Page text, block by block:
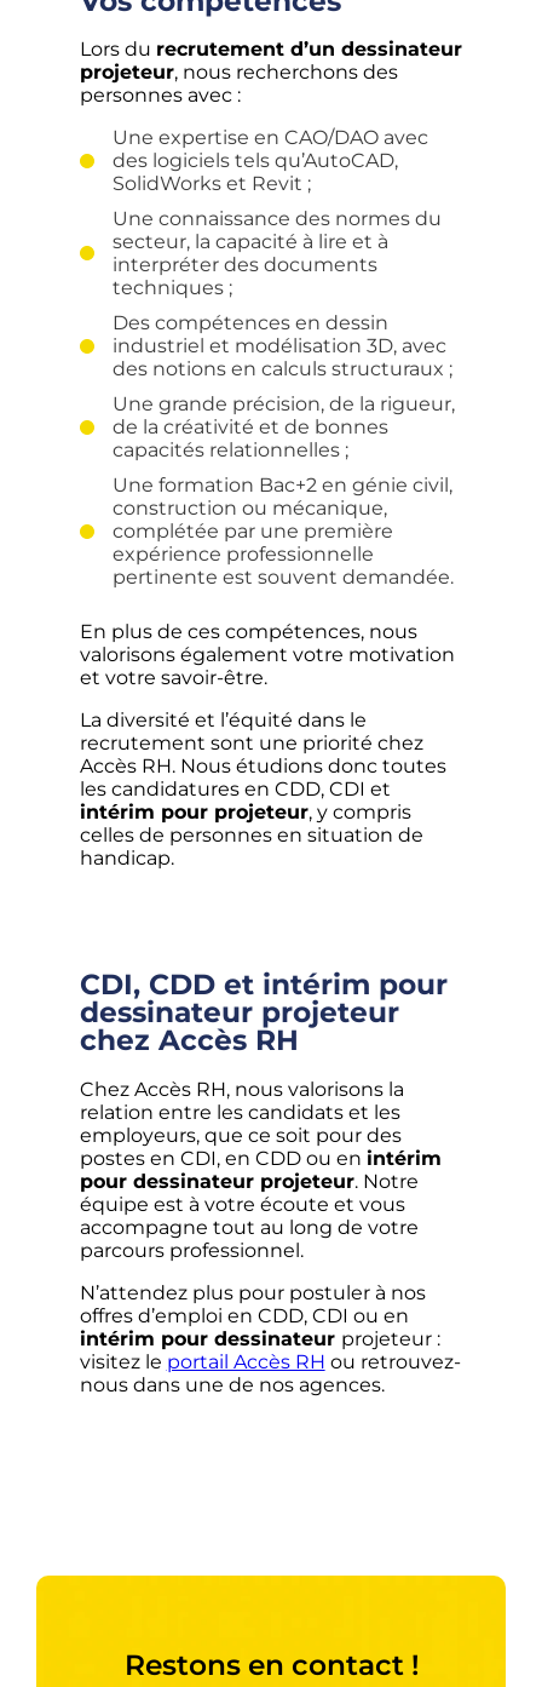
Lors du recrutement d’un dessinateur
projeteur, nous recherchons des
personnes avec :
Une expertise en CAO/DAO avec
des logiciels tels qu’AutoCAD,
SolidWorks et Revit ;
Une connaissance des normes du
secteur, la capacité à lire et à
interpréter des documents
techniques ;
Des compétences en dessin
industriel et modélisation 3D, avec
des notions en calculs structuraux ;
Une grande précision, de la rigueur,
de la créativité et de bonnes
capacités relationnelles ;
Une formation Bac+2 en génie civil,
construction ou mécanique,
complétée par une première
expérience professionnelle
pertinente est souvent demandée.
En plus de ces compétences, nous
valorisons également votre motivation
et votre savoir-être.
La diversité et l’équité dans le
recrutement sont une priorité chez
Accès RH. Nous étudions donc toutes
les candidatures en CDD, CDI et
intérim pour projeteur, y compris
celles de personnes en situation de
handicap.
CDI, CDD et intérim pour
dessinateur projeteur
chez Accès RH
Chez Accès RH, nous valorisons la
relation entre les candidats et les
employeurs, que ce soit pour des
postes en CDI, en CDD ou en intérim
pour dessinateur projeteur. Notre
équipe est à votre écoute et vous
accompagne tout au long de votre
parcours professionnel.
N’attendez plus pour postuler à nos
offres d’emploi en CDD, CDI ou en
intérim pour dessinateur projeteur :
visitez le portail Accès RH ou retrouvez-
nous dans une de nos agences.
Restons en contact !